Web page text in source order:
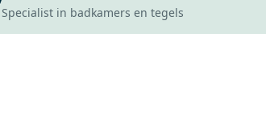
Specialist in badkamers en tegels